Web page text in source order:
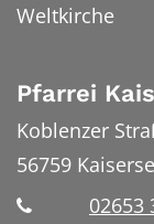
Weltkirche
Pfarrei
Koblenzer
56759
02653